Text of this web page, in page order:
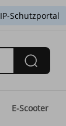
IP-Schutzportal
E-Scooter